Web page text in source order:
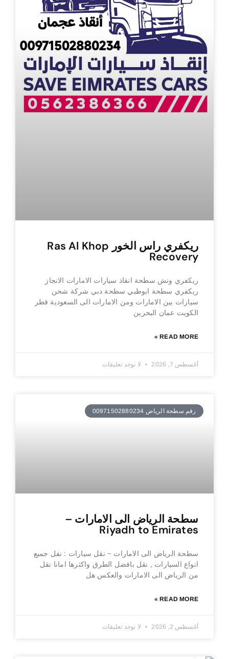
ريكفري راس الخور Ras Al Khop
Recovery
ريكفري ونش سطحة انقاذ سيارات الامارات الانجاز
ريكفري سطحة ابوظبي سطحة دبي شركة شحن
سيارات بين الامارات ومن الامارات الى السعودية قطر
الكويت عمان البحرين
READ MORE »
أغسطس 7, 2026 لا توجد تعليقات
رقم سطحة الرياض 00971502880234
سطحة الرياض الى الامارات –
Riyadh to Emirates
سطحة الرياض الى الامارات ~ نقل سيارات : نقل جميع
انواع السيارات , نقل بافضل الطرق واكثرها امانا نقل
من الرياض الى الامارات والعكس هل
READ MORE »
أغسطس 2, 2026 لا توجد تعليقات